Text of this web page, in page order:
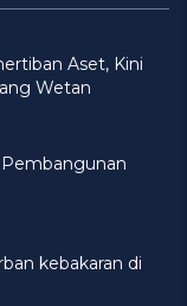
Aset, Kini
Wetan
kebakaran di